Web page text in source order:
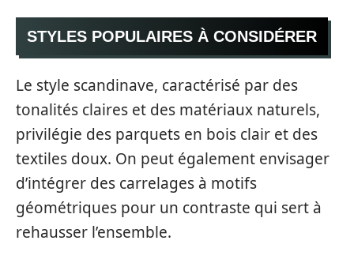
STYLES POPULAIRES À CONSIDÉRER
Le style scandinave, caractérisé par des
tonalités claires et des matériaux naturels,
privilégie des parquets en bois clair et des
textiles doux. On peut également envisager
d’intégrer des carrelages à motifs
géométriques pour un contraste qui sert à
rehausser l’ensemble.